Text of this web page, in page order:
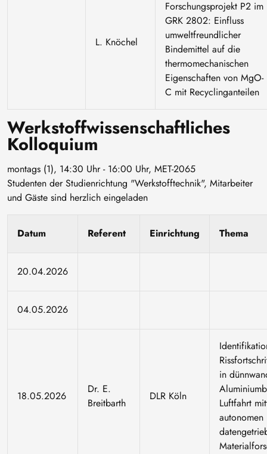
L. Knöchel
Forschungsprojekt P2 im
GRK 2802: Einfluss
umweltfreundlicher
Bindemittel auf die
thermomechanischen
Eigenschaften von MgO-
C mit Recyclinganteilen
Werkstoffwissenschaftliches
Kolloquium
montags (1), 14:30 Uhr - 16:00 Uhr, MET-2065
Studenten der Studienrichtung "Werkstofftechnik", Mitarbeiter
und Gäste sind herzlich eingeladen
Datum Referent Einrichtung Thema
20.04.2026
04.05.2026
18.05.2026
Dr. E.
Breitbarth
DLR Köln
in
Luftfahrt